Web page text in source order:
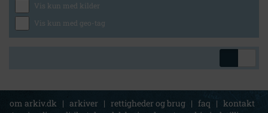
Vis kun med kilder
Vis kun med geo-tag
om arkiv.dk | arkiver | rettigheder og brug | faq | kontakt